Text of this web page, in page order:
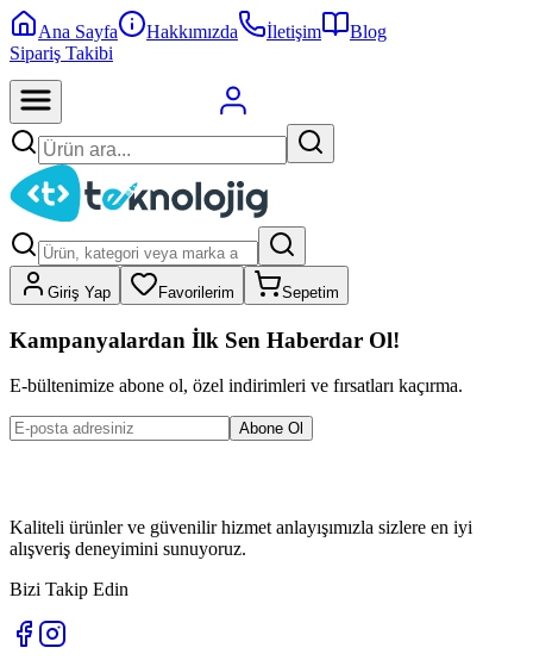
Ana Sayfa Hakkımızda İletişim
Blog
Sipariş Takibi
Giriş Yap Favorilerim Sepetim
Kampanyalardan İlk Sen Haberdar Ol!
E-bültenimize abone ol, özel indirimleri ve fırsatları kaçırma.
Abone Ol
Kaliteli ürünler ve güvenilir hizmet anlayışımızla sizlere en iyi
alışveriş deneyimini sunuyoruz.
Bizi Takip Edin